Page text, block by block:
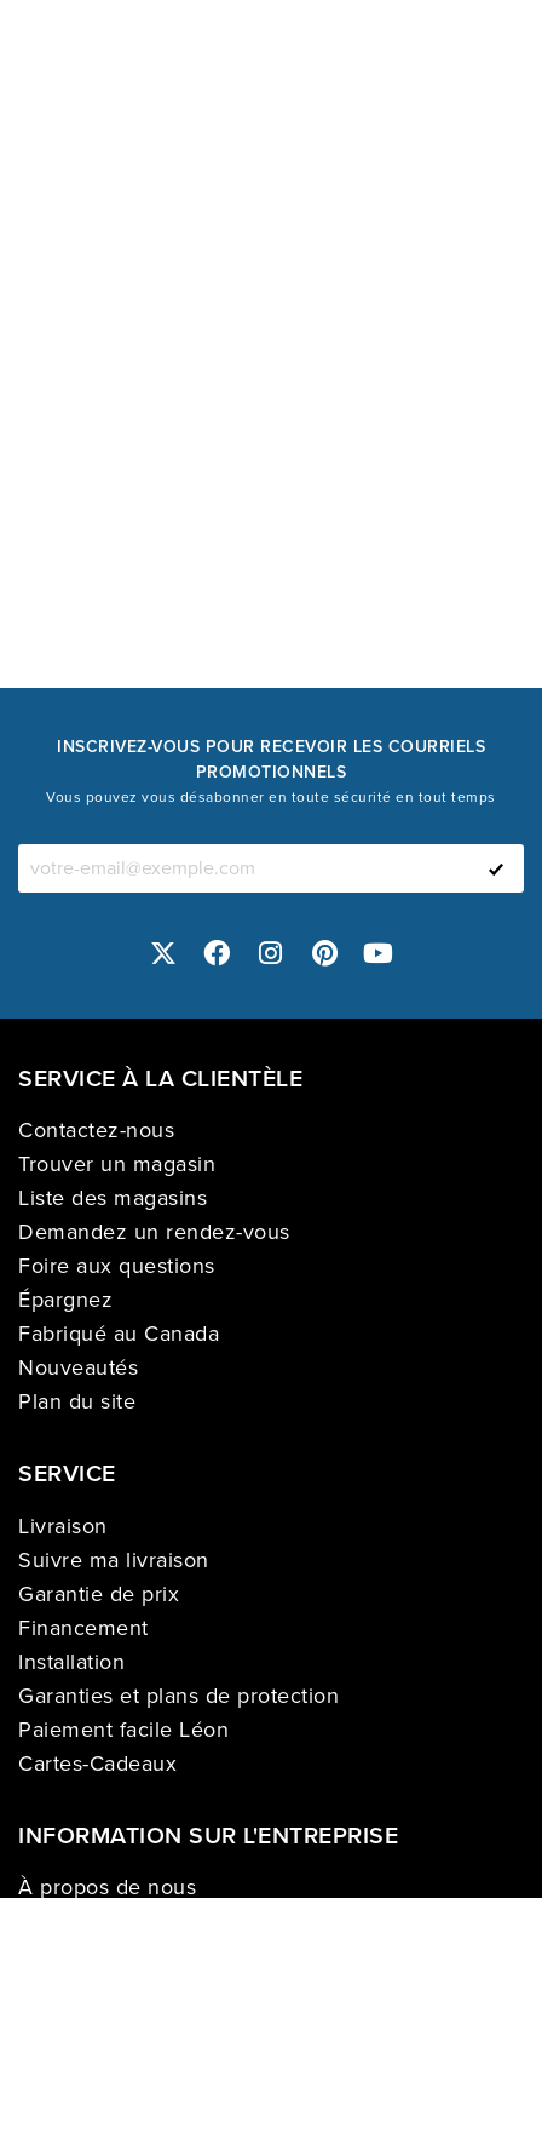
INSCRIVEZ-VOUS POUR RECEVOIR LES COURRIELS
PROMOTIONNELS
Vous pouvez vous désabonner en toute sécurité en tout temps
SERVICE À LA CLIENTÈLE
Contactez-nous
Trouver un magasin
Liste des magasins
Demandez un rendez-vous
Foire aux questions
Épargnez
Fabriqué au Canada
Nouveautés
Plan du site
SERVICE
Livraison
Suivre ma livraison
Garantie de prix
Financement
Installation
Garanties et plans de protection
Paiement facile Léon
Cartes-Cadeaux
INFORMATION SUR L'ENTREPRISE
À propos de nous